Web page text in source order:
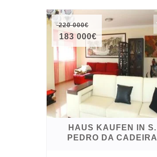
220 000€
183 000€
HAUS KAUFEN IN S.
PEDRO DA CADEIRA